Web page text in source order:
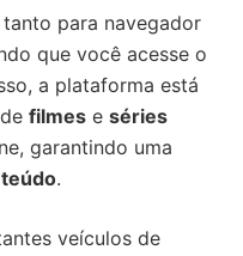
para navegador
que você acesse o
a plataforma está
filmes e séries
garantindo uma
.
veículos de